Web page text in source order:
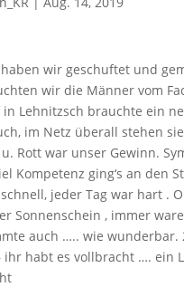
wir geschuftet und
wir die Männer vom
Lehnitzsch brauchte ein
im Netz überall stehen
Rott war unser Gewinn.
Kompetenz ging‘s an den
jeder Tag war hart .
Sonnenschein , immer
auch ….. wie wunderbar.
ihr habt es vollbracht …. ein